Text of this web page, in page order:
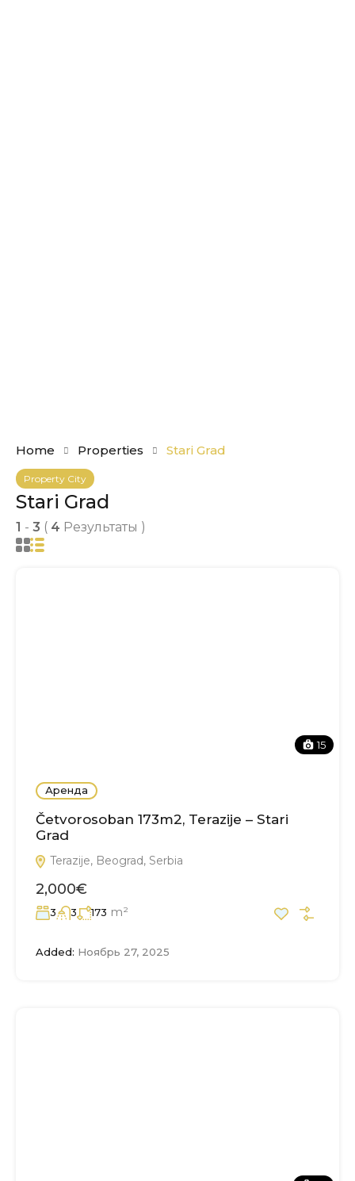
Home Properties Stari Grad
Property City
Stari Grad
1 - 3 ( 4 Результаты )
15
Аренда
Četvorosoban 173m2, Terazije – Stari
Grad
Terazije, Beograd, Serbia
2,000€
3 3 173 m²
Added: Ноябрь 27, 2025